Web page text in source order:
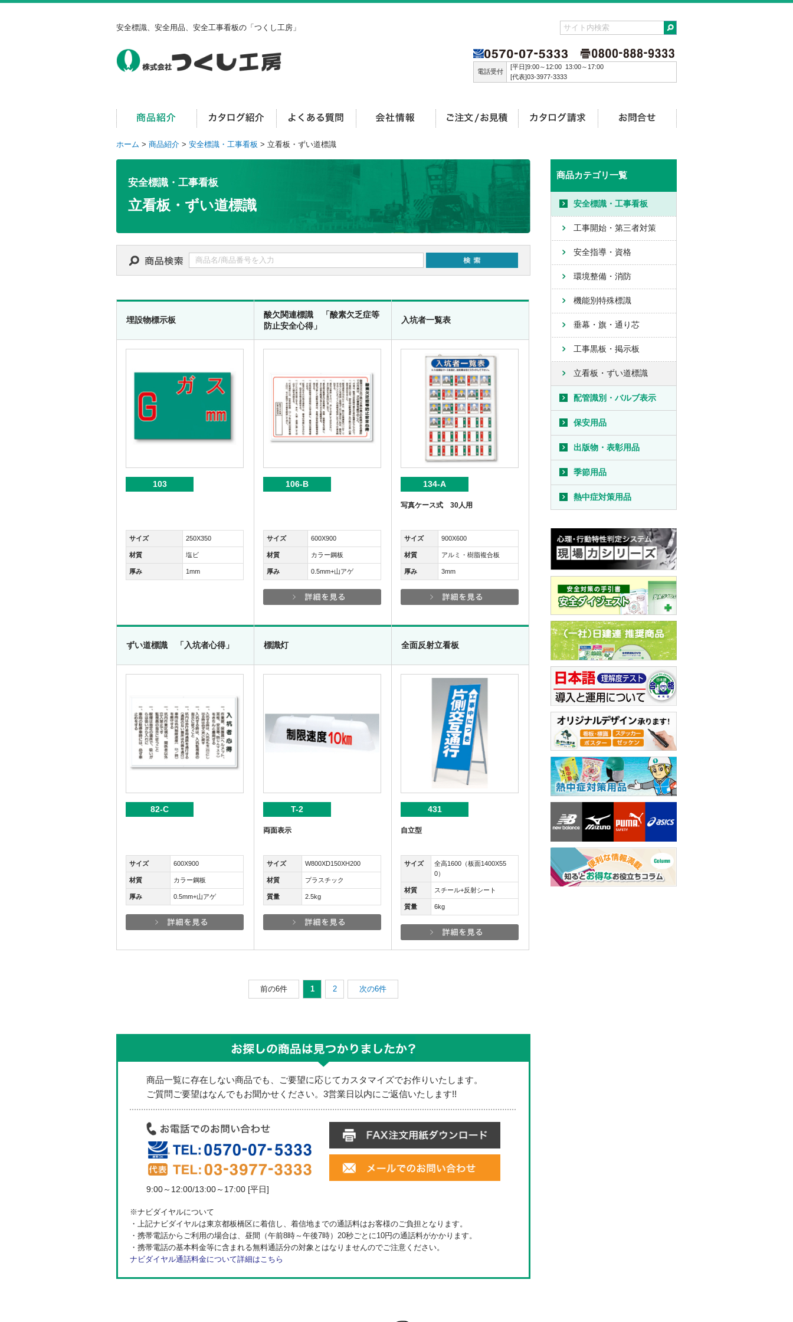
安全標識、安全用品、安全工事看板の「つくし工房」
電話受付
[平日]9:00～12:00 13:00～17:00
[代表]03-3977-3333
ホーム > 商品紹介 > 安全標識・工事看板 > 立看板・ずい道標識
安全標識・工事看板
立看板・ずい道標識
埋設物標示板
103
サイズ 250X350
材質 塩ビ
厚み 1mm
酸欠関連標識 「酸素欠乏症等
防止安全心得」
106-B
サイズ 600X900
材質 カラー鋼板
厚み 0.5mm+山アゲ
入坑者一覧表
134-A
写真ケース式 30人用
サイズ 900X600
材質 アルミ・樹脂複合板
厚み 3mm
ずい道標識 「入坑者心得」
82-C
サイズ 600X900
材質 カラー鋼板
厚み 0.5mm+山アゲ
標識灯
T-2
両面表示
サイズ W800XD150XH200
材質 プラスチック
質量 2.5kg
全面反射立看板
431
自立型
サイズ
全高1600（板面1400X55
0）
材質 スチール+反射シート
質量 6kg
前の6件 1 2 次の6件
商品一覧に存在しない商品でも、ご要望に応じてカスタマイズでお作りいたします。
ご質問ご要望はなんでもお聞かせください。3営業日以内にご返信いたします!!
9:00～12:00/13:00～17:00 [平日]
※ナビダイヤルについて
・上記ナビダイヤルは東京都板橋区に着信し、着信地までの通話料はお客様のご負担となります。
・携帯電話からご利用の場合は、昼間（午前8時～午後7時）20秒ごとに10円の通話料がかかります。
・携帯電話の基本料金等に含まれる無料通話分の対象とはなりませんのでご注意ください。
ナビダイヤル通話料金について詳細はこちら
商品カテゴリ一覧
安全標識・工事看板
工事開始・第三者対策
安全指導・資格
環境整備・消防
機能別特殊標識
垂幕・旗・通り芯
工事黒板・掲示板
立看板・ずい道標識
配管識別・バルブ表示
保安用品
出版物・表彰用品
季節用品
熱中症対策用品